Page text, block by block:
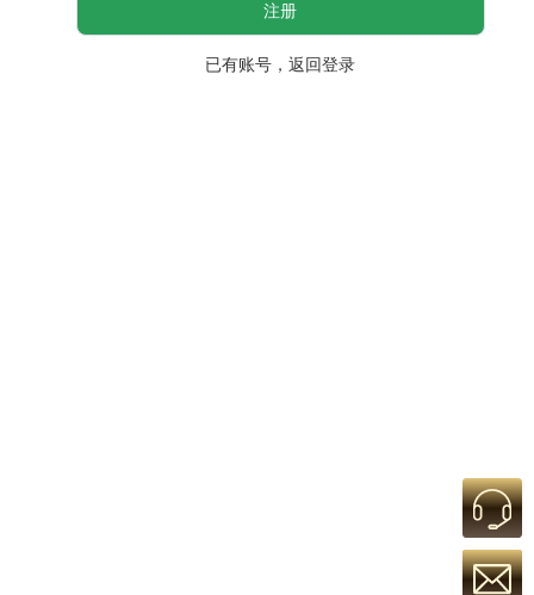
注册
已有账号，返回登录